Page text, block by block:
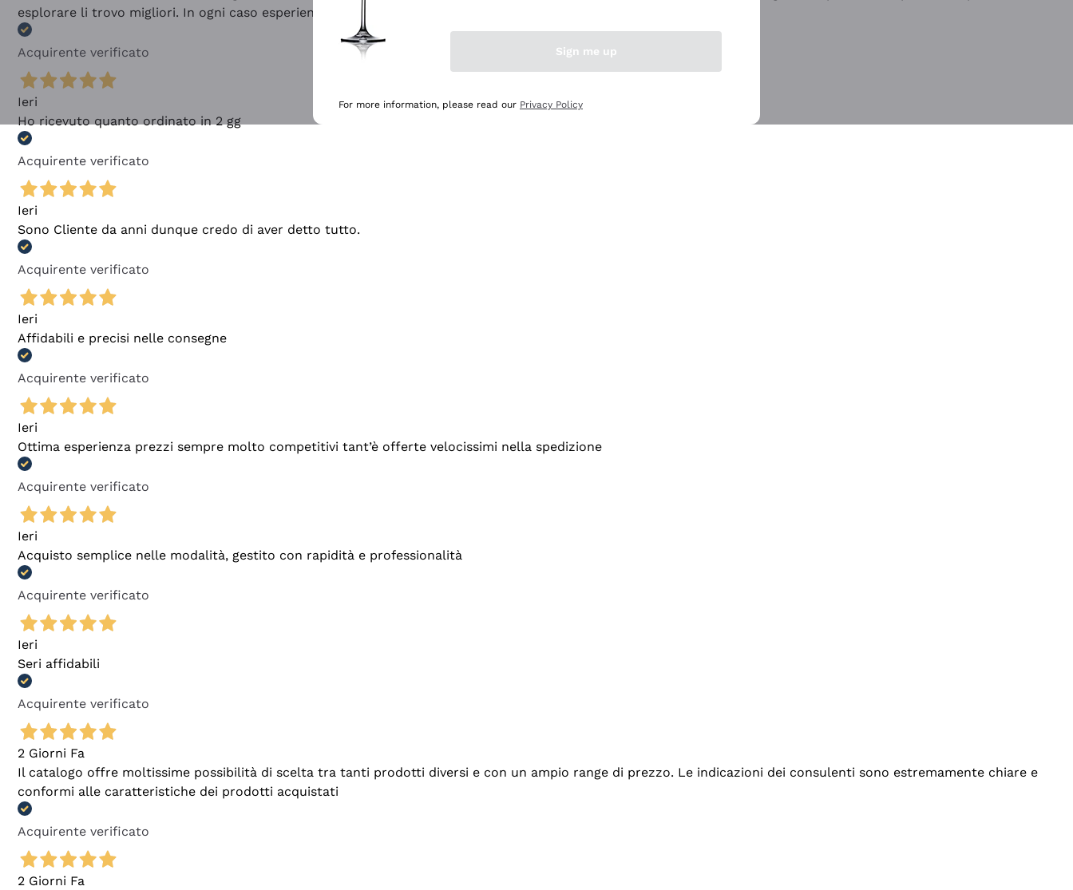
esplorare li trovo migliori. In ogni caso esperienza buona e lo consiglio! 👍
Acquirente verificato
Ieri
Ho ricevuto quanto ordinato in 2 gg
Acquirente verificato
Ieri
Sono Cliente da anni dunque credo di aver detto tutto.
Acquirente verificato
Ieri
Affidabili e precisi nelle consegne
Acquirente verificato
Ieri
Ottima esperienza prezzi sempre molto competitivi tant’è offerte velocissimi nella spedizione
Acquirente verificato
Ieri
Acquisto semplice nelle modalità, gestito con rapidità e professionalità
Acquirente verificato
Ieri
Seri affidabili
Acquirente verificato
2 Giorni Fa
Il catalogo offre moltissime possibilità di scelta tra tanti prodotti diversi e con un ampio range di prezzo. Le indicazioni dei consulenti sono estremamente chiare e
conformi alle caratteristiche dei prodotti acquistati
Acquirente verificato
2 Giorni Fa
Sign me up
For more information, please read our Privacy Policy